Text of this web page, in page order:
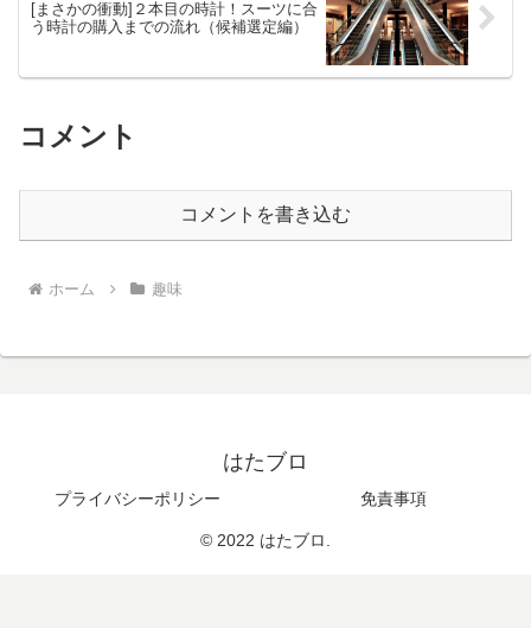
[まさかの衝動]２本目の時計！スーツに合
う時計の購入までの流れ（候補選定編）
コメント
コメントを書き込む
ホーム 趣味
はたブロ
プライバシーポリシー 免責事項
© 2022 はたブロ.